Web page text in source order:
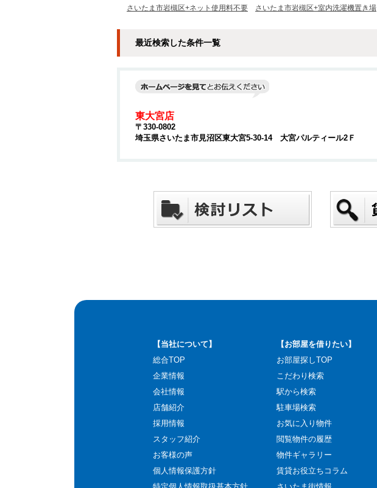
さいたま市岩槻区+ネット使用料不要 さいたま市岩槻区+室内洗濯機置き場
最近検索した条件一覧
東大宮店
〒330-0802
埼玉県さいたま市見沼区東大宮5-30-14 大宮パルティール2Ｆ
【当社について】
総合TOP
企業情報
会社情報
店舗紹介
採用情報
スタッフ紹介
お客様の声
個人情報保護方針
【お部屋を借りたい】
お部屋探しTOP
こだわり検索
駅から検索
駐車場検索
お気に入り物件
閲覧物件の履歴
物件ギャラリー
賃貸お役立ちコラム